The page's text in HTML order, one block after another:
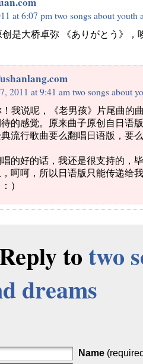
at 6:07 pm two songs about youth
是大桥卓弥 《ありがとう》，
2011 at 9:41 am two songs about
我说呢，《老男孩》片尾曲的
的感觉。原来曲子原创自日语
流行歌曲要么翻唱日语版，要
的好的话，我还是很支持的，
呵呵，所以日语版只能传递给
）
totwo
dreams
Name